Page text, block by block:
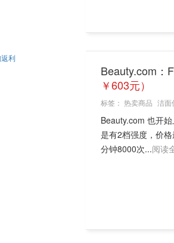
Beauty.com：
￥603元）
标签： 热卖商品 洁面
Beauty.com 也开
是有2档强度，价
分钟8000次...阅读